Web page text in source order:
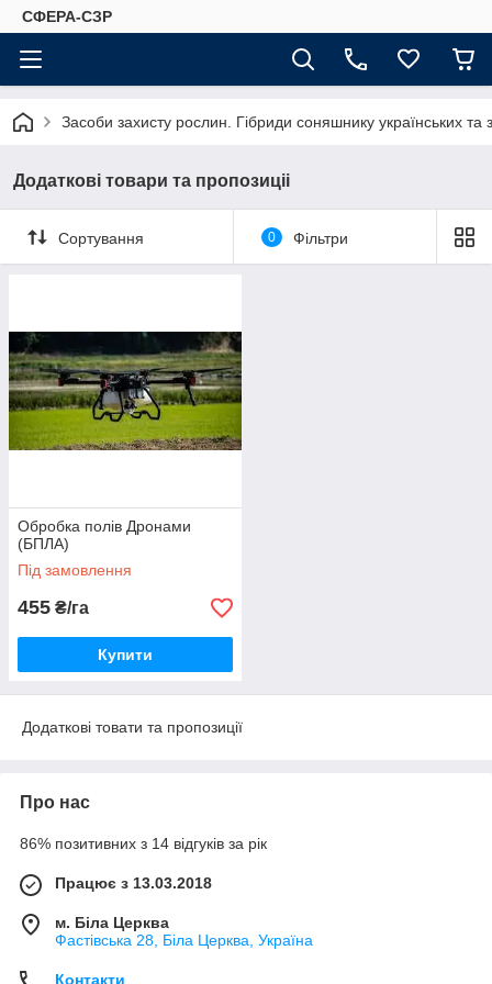
СФЕРА-СЗР
Засоби захисту рослин. Гібриди соняшнику українських та
Додаткові товари та пропозиціі
Сортування 0 Фільтри
Обробка полів Дронами
(БПЛА)
Під замовлення
455 ₴/га
Купити
Додаткові товати та пропозиції
Про нас
86% позитивних з 14 відгуків за рік
Працює з 13.03.2018
м. Біла Церква
Фастівська 28, Біла Церква, Україна
Контакти